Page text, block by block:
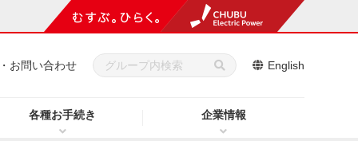
各種お手続き 企業情報
お問い合わせ English